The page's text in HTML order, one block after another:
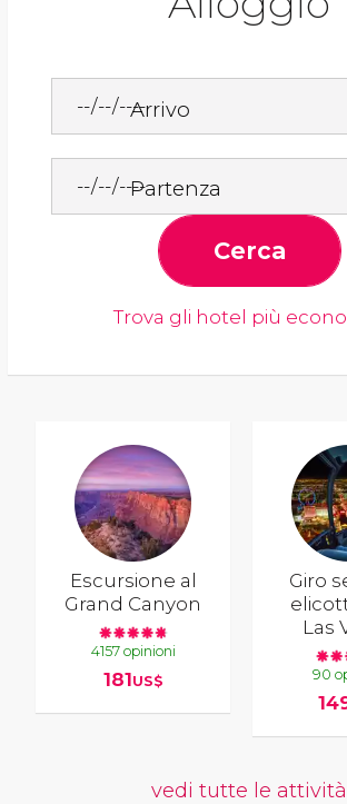
Arrivo
Partenza
Cerca
Trova gli hotel più
Escursione al
Grand Canyon
4157 opinioni
181US$
Giro
Las
90
vedi tutte le attività